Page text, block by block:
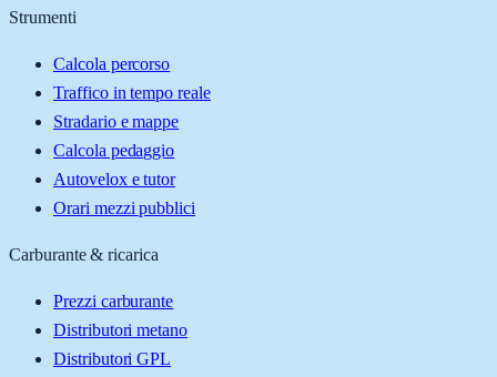
Strumenti
Calcola percorso
Traffico in tempo reale
Stradario e mappe
Calcola pedaggio
Autovelox e tutor
Orari mezzi pubblici
Carburante & ricarica
Prezzi carburante
Distributori metano
Distributori GPL